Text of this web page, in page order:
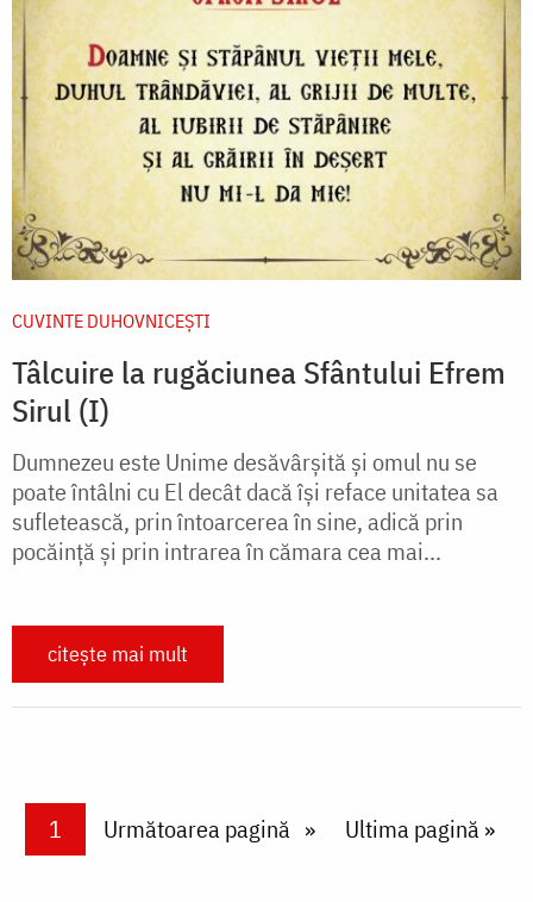
CUVINTE DUHOVNICEȘTI
Tâlcuire la rugăciunea Sfântului Efrem
Sirul (I)
Dumnezeu este Unime desăvârşită şi omul nu se
poate întâlni cu El decât dacă îşi reface unitatea sa
sufletească, prin întoarcerea în sine, adică prin
pocăinţă şi prin intrarea în cămara cea mai...
citește mai mult
PaginareCurrent page
1 Next page
Următoarea pagină Last page
Ultima pagină »